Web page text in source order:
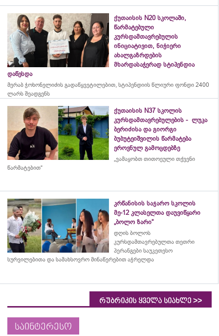
ქუთაისის N20 სკოლაში,
წარმატებული
კურსდამთავრებულის
ინიციატივით, ნიჭიერი
ახალგაზრდების
მხარდასაჭერად სტიპენდია
დაწესდა
მერაბ ჭოხონელიძის გადაწყვეტილებით, სტიპენდიის წლიური ფონდი 2400
ლარს შეადგენს
ქუთაისის N37 სკოლის
კურსდამთავრებულების - ლუკა
ბერიძისა და გიორგი
ბუბუტეიშვილის წარმატება
ეროვნულ გამოცდებზე
„ვამაყობთ თითოეული თქვენი
წარმატებით“
კრწანისის საჯარო სკოლის
მე-12 კლასელთა დაუვიწყარი
„ბოლო ზარი“
დღის ბოლოს
კურსდამთავრებულთა თეთრი
პერანგები საუკეთესო
სურვილებითა და სამახსოვრო მინაწერებით აჭრელდა
რუბრიკის ყველა სიახლე >>
საინტერესო